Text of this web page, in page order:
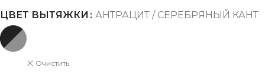
ЦВЕТ ВЫТЯЖКИ АНТРАЦИТ / СЕРЕБРЯНЫЙ КАНТ
Очистить